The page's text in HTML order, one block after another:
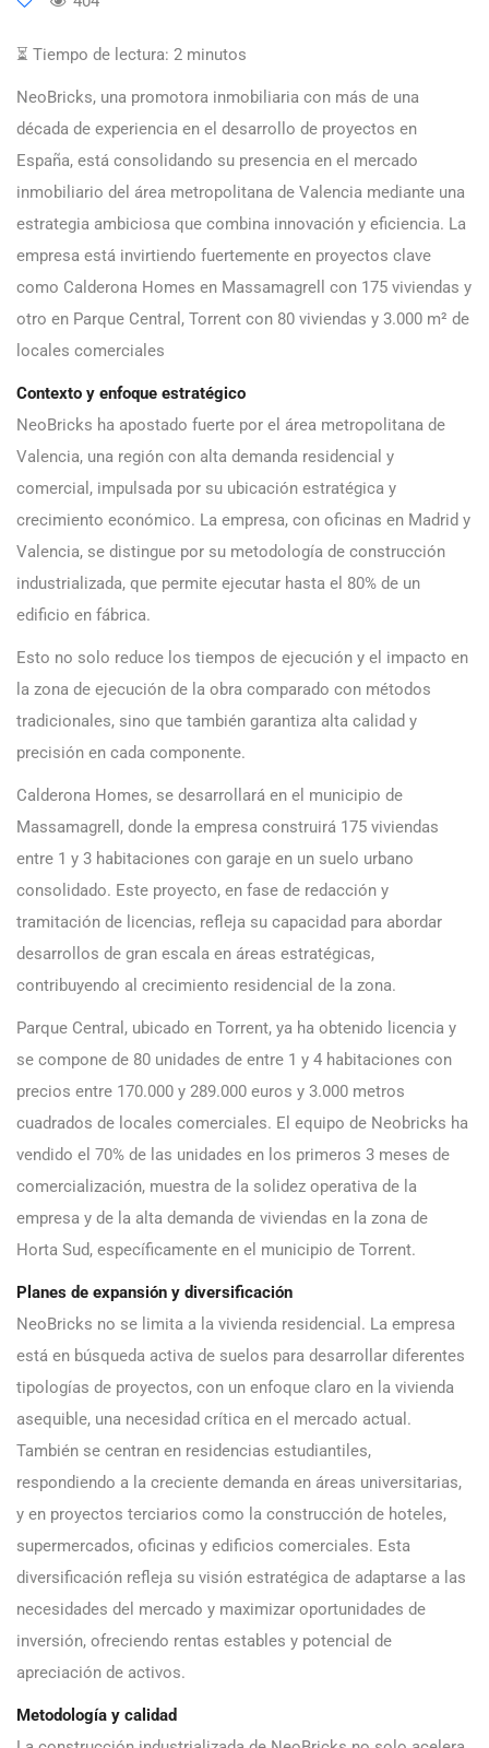
⏳ Tiempo de lectura: 2 minutos
NeoBricks, una promotora inmobiliaria con más de una
década de experiencia en el desarrollo de proyectos en
España, está consolidando su presencia en el mercado
inmobiliario del área metropolitana de Valencia mediante una
estrategia ambiciosa que combina innovación y eficiencia. La
empresa está invirtiendo fuertemente en proyectos clave
como Calderona Homes en Massamagrell con 175 viviendas y
otro en Parque Central, Torrent con 80 viviendas y 3.000 m² de
locales comerciales
Contexto y enfoque estratégico
NeoBricks ha apostado fuerte por el área metropolitana de
Valencia, una región con alta demanda residencial y
comercial, impulsada por su ubicación estratégica y
crecimiento económico. La empresa, con oficinas en Madrid y
Valencia, se distingue por su metodología de construcción
industrializada, que permite ejecutar hasta el 80% de un
edificio en fábrica.
Esto no solo reduce los tiempos de ejecución y el impacto en
la zona de ejecución de la obra comparado con métodos
tradicionales, sino que también garantiza alta calidad y
precisión en cada componente.
Calderona Homes, se desarrollará en el municipio de
Massamagrell, donde la empresa construirá 175 viviendas
entre 1 y 3 habitaciones con garaje en un suelo urbano
consolidado. Este proyecto, en fase de redacción y
tramitación de licencias, refleja su capacidad para abordar
desarrollos de gran escala en áreas estratégicas,
contribuyendo al crecimiento residencial de la zona.
Parque Central, ubicado en Torrent, ya ha obtenido licencia y
se compone de 80 unidades de entre 1 y 4 habitaciones con
precios entre 170.000 y 289.000 euros y 3.000 metros
cuadrados de locales comerciales. El equipo de Neobricks ha
vendido el 70% de las unidades en los primeros 3 meses de
comercialización, muestra de la solidez operativa de la
empresa y de la alta demanda de viviendas en la zona de
Horta Sud, específicamente en el municipio de Torrent.
Planes de expansión y diversificación
NeoBricks no se limita a la vivienda residencial. La empresa
está en búsqueda activa de suelos para desarrollar diferentes
tipologías de proyectos, con un enfoque claro en la vivienda
asequible, una necesidad crítica en el mercado actual.
También se centran en residencias estudiantiles,
respondiendo a la creciente demanda en áreas universitarias,
y en proyectos terciarios como la construcción de hoteles,
supermercados, oficinas y edificios comerciales. Esta
diversificación refleja su visión estratégica de adaptarse a las
necesidades del mercado y maximizar oportunidades de
inversión, ofreciendo rentas estables y potencial de
apreciación de activos.
Metodología y calidad